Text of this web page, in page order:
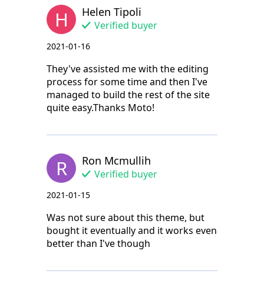
H Helen Tipoli
Verified buyer
2021-01-16
They've assisted me with the editing
process for some time and then I've
managed to build the rest of the site
quite easy.Thanks Moto!
R Ron Mcmullih
Verified buyer
2021-01-15
Was not sure about this theme, but
bought it eventually and it works even
better than I've though